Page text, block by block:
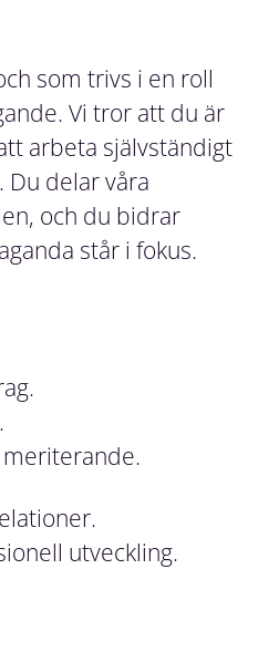
som trivs i en roll
Vi tror att du är
arbeta självständigt
delar våra
och du bidrar
står i fokus.
utveckling.